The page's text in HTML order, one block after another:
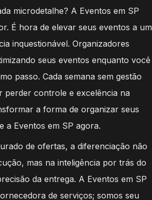
microdetalhe? A Eventos em SP
É hora de elevar seus eventos a um
inquestionável. Organizadores
seus eventos enquanto você
passo. Cada semana sem gestão
perder controle e excelência na
a forma de organizar seus
a Eventos em SP agora.
de ofertas, a diferenciação não
mas na inteligência por trás do
da entrega. A Eventos em SP
de serviços; somos seu